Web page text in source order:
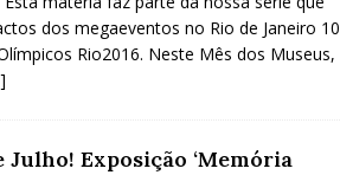
dos megaeventos no Rio de Janeiro 10
Rio2016. Neste Mês dos Museus,
Julho! Exposição ‘Memória